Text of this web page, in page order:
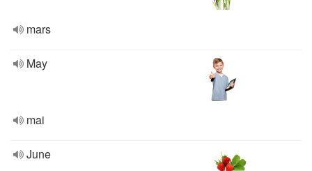
mars
May
mai
June